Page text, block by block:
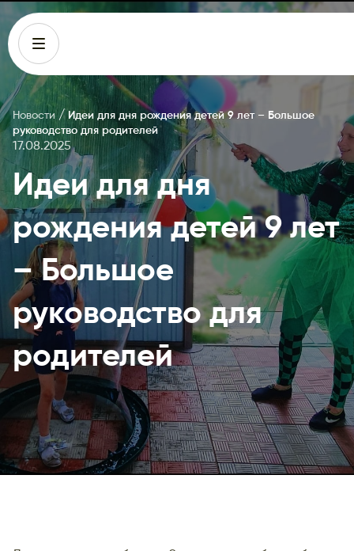
Новости / Идеи для дня рождения детей 9 лет – Большое
руководство для родителей
17.08.2025
Идеи для дня
рождения детей 9 лет
– Большое
руководство для
родителей